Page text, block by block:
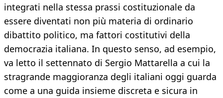
integrati nella stessa prassi costituzionale da
essere diventati non più materia di ordinario
dibattito politico, ma fattori costitutivi della
democrazia italiana. In questo senso, ad esempio,
va letto il settennato di Sergio Mattarella a cui la
stragrande maggioranza degli italiani oggi guarda
come a una guida insieme discreta e sicura in